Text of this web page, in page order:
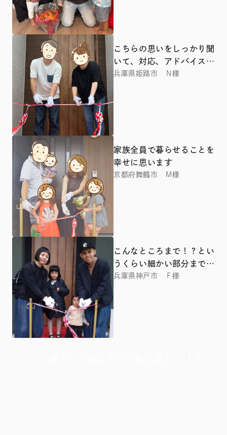
こちらの思いをしっかり聞
いて、対応、アドバイスも
してもらえます！
兵庫県姫路市 Ｎ様
家族全員で暮らせることを
幸せに思います
京都府舞鶴市 Ｍ様
こんなところまで！？とい
うくらい細かい部分まで要
望させていただきました
兵庫県神戸市 Ｆ様